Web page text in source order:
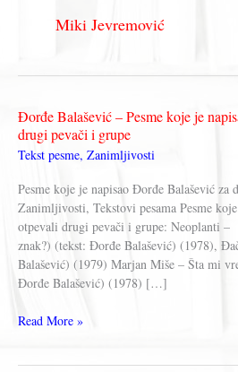
Miki Jevremović
Đorđe Balašević – Pesme koje je
drugi pevači i grupe
Tekst pesme, Zanimljivosti
Pesme koje je napisao Đorđe Balašević za
Zanimljivosti, Tekstovi pesama Pesme
otpevali drugi pevači i grupe: Neoplanti
znak?) (tekst: Đorđe Balašević) (1978),
Balašević) (1979) Marjan Miše – Šta mi
Đorđe Balašević) (1978) […]
Đorđe
Read More »